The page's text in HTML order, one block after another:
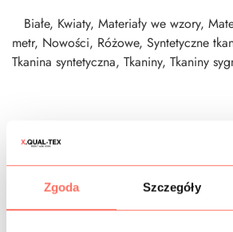
Zgoda Szczegóły
Białe, Kwiaty, Materiały we wzory,
metr, Nowości, Różowe, Syntetyczne
Tkanina syntetyczna, Tkaniny, Tkaniny
CZAS DOSTAWY
KOSZTY WYSYŁKI